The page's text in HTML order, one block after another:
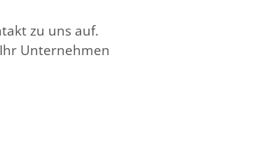
zu uns auf.
Unternehmen